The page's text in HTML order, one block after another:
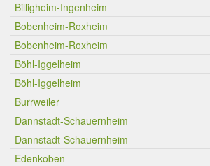
Billigheim-Ingenheim
Bobenheim-Roxheim
Bobenheim-Roxheim
Böhl-Iggelheim
Böhl-Iggelheim
Burrweiler
Dannstadt-Schauernheim
Dannstadt-Schauernheim
Edenkoben